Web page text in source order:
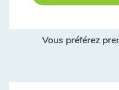
Vous préférez